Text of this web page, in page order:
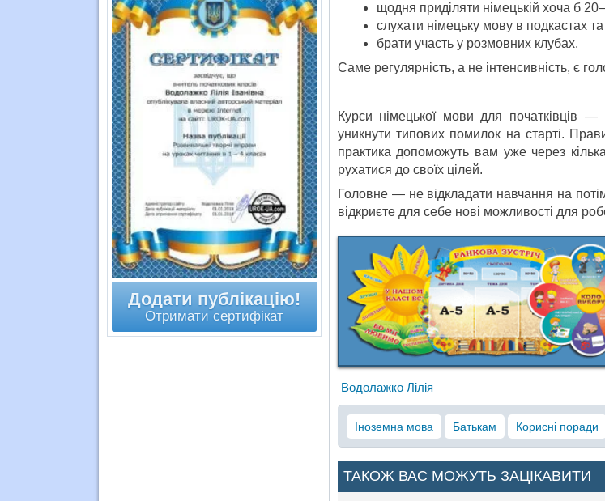
щодня приділяти німецькій хоча б
слухати німецьку мову в подкастах та
брати участь у розмовних клубах.
Саме регулярність, а не інтенсивність, є
Курси німецької мови для початківців
уникнути типових помилок на старті.
практика допоможуть вам уже через
рухатися до своїх цілей.
Головне — не відкладати навчання на
відкриєте для себе нові можливості для
Водолажко Лілія
Іноземна мова Батькам Корисні поради
ТАКОЖ ВАС МОЖУТЬ ЗАЦІКАВИТИ
Додати публікацію!
Отримати сертифікат